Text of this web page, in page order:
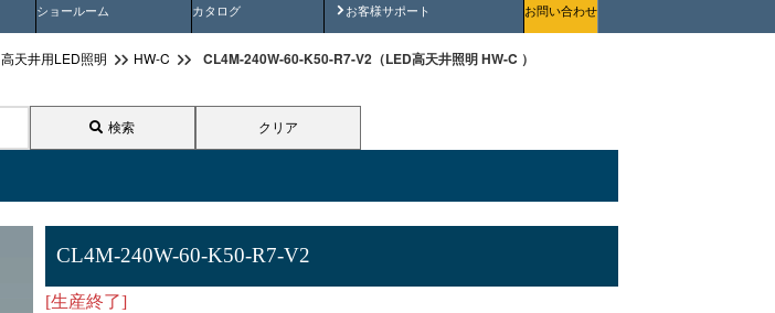
ショールーム カタログ お客様サポート
安全にご使用いただくためにお問い合わせ
高天井用LED照明 HW-C CL4M-240W-60-K50-R7-V2（LED高天井照明 HW-C ）
検索 クリア
CL4M-240W-60-K50-R7-V2
[生産終了]